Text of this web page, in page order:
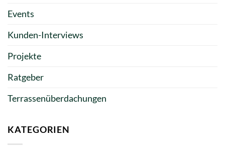
Events
Kunden-Interviews
Projekte
Ratgeber
Terrassenüberdachungen
KATEGORIEN